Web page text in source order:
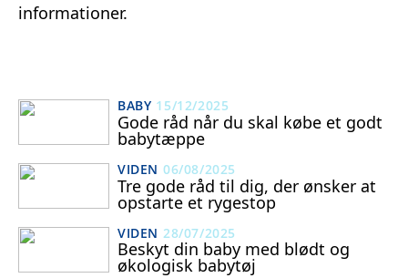
informationer.
BABY 15/12/2025
Gode råd når du skal købe et godt
babytæppe
VIDEN 06/08/2025
Tre gode råd til dig, der ønsker at
opstarte et rygestop
VIDEN 28/07/2025
Beskyt din baby med blødt og
økologisk babytøj